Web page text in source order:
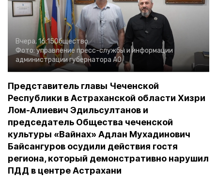
Вчера, 16:15Общество
Фото: управление пресс-службы и информации
администрации губернатора АО
Представитель главы Чеченской
Республики в Астраханской области Хизри
Лом-Алиевич Эдильсултанов и
председатель Общества чеченской
культуры «Вайнах» Адлан Мухадинович
Байсангуров осудили действия гостя
региона, который демонстративно нарушил
ПДД в центре Астрахани